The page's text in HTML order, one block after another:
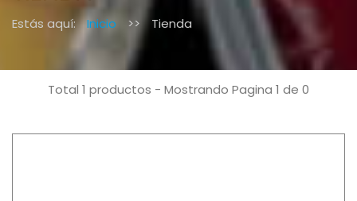
Estás aquí: Inicio >> Tienda
Total 1 productos - Mostrando Pagina 1 de 0